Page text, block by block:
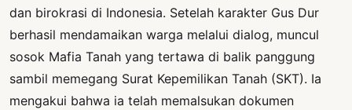
dan birokrasi di Indonesia. Setelah karakter Gus Dur
berhasil mendamaikan warga melalui dialog, muncul
sosok Mafia Tanah yang tertawa di balik panggung
sambil memegang Surat Kepemilikan Tanah (SKT). Ia
mengakui bahwa ia telah memalsukan dokumen